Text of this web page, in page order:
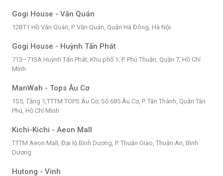
Gogi House - Văn Quán
12BT1 Hồ Văn Quán, P. Văn Quán, Quận Hà Đông, Hà Nội
Gogi House - Huỳnh Tấn Phát
713–713A Huỳnh Tấn Phát, Khu phố 1, P. Phú Thuận, Quận 7, Hồ Chí
Minh
ManWah - Tops Âu Cơ
1S5, Tầng 1,TTTM TOPS Âu Cơ, Số 685 Âu Cơ, P. Tân Thành, Quận Tân
Phú, Hồ Chí Minh
Kichi-Kichi - Aeon Mall
TTTM Aeon Mall, Đại lộ Bình Dương, P. Thuận Giao, Thuận An, Bình
Dương
Hutong - Vinh